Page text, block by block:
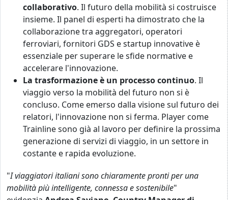
collaborativo. Il futuro della mobilità si costruisce
insieme. Il panel di esperti ha dimostrato che la
collaborazione tra aggregatori, operatori
ferroviari, fornitori GDS e startup innovative è
essenziale per superare le sfide normative e
accelerare l'innovazione.
La trasformazione è un processo continuo. Il
viaggio verso la mobilità del futuro non si è
concluso. Come emerso dalla visione sul futuro dei
relatori, l'innovazione non si ferma. Player come
Trainline sono già al lavoro per definire la prossima
generazione di servizi di viaggio, in un settore in
costante e rapida evoluzione.
"I viaggiatori italiani sono chiaramente pronti per una
mobilità più intelligente, connessa e sostenibile"